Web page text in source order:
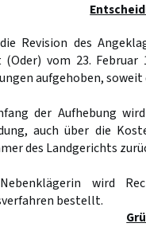
Revision des
(Oder) vom 23.
aufgehoben,
der Aufhebung
auch über die
des Landgerichts
wird
bestellt.